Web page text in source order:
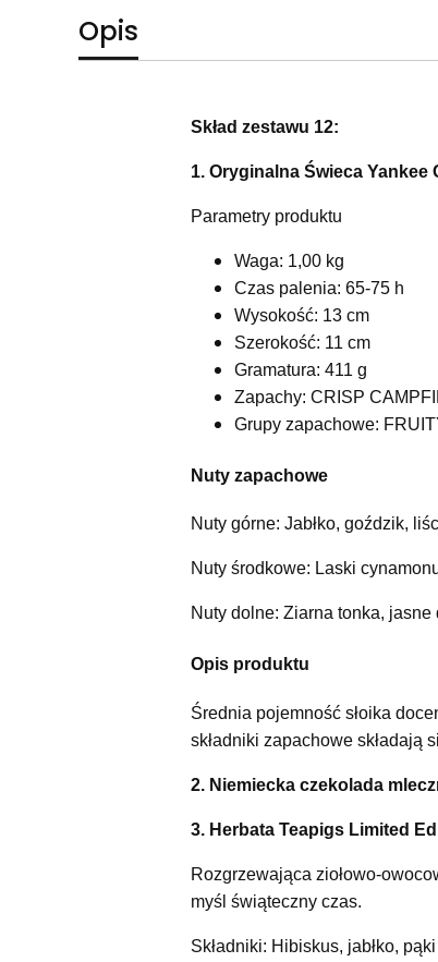
Opis
Skład zestawu 12:
1. Oryginalna Świeca
Parametry produktu
Waga: 1,00 kg
Czas palenia: 65-75 h
Wysokość: 13 cm
Szerokość: 11 cm
Gramatura: 411 g
Zapachy: CRISP
Grupy zapachowe:
Nuty zapachowe
Nuty górne: Jabłko, goździk,
Nuty środkowe: Laski
Nuty dolne: Ziarna tonka, jasne
Opis produktu
Średnia pojemność słoika
składniki zapachowe składają
2. Niemiecka czekolada
3. Herbata Teapigs Limited
Rozgrzewająca ziołowo-
myśl świąteczny czas.
Składniki: Hibiskus, jabłko,